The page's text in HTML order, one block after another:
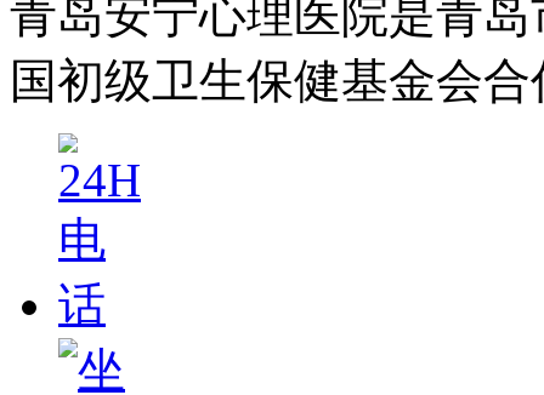
青岛安宁心理医院是青
国初级卫生保健基金会